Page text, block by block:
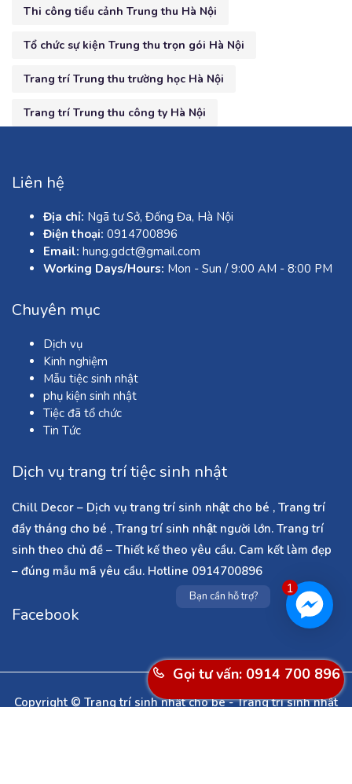
Thi công tiểu cảnh Trung thu Hà Nội
Tổ chức sự kiện Trung thu trọn gói Hà Nội
Trang trí Trung thu trường học Hà Nội
Trang trí Trung thu công ty Hà Nội
Liên hệ
Địa chỉ: Ngã tư Sở, Đống Đa, Hà Nội
Điện thoại: 0914700896
Email: hung.gdct@gmail.com
Working Days/Hours: Mon - Sun / 9:00 AM - 8:00 PM
Chuyên mục
Dịch vụ
Kinh nghiệm
Mẫu tiệc sinh nhật
phụ kiện sinh nhật
Tiệc đã tổ chức
Tin Tức
Dịch vụ trang trí tiệc sinh nhật
Chill Decor – Dịch vụ trang trí sinh nhật cho bé , Trang trí
đầy tháng cho bé , Trang trí sinh nhật người lớn. Trang trí
sinh theo chủ đề – Thiết kế theo yêu cầu. Cam kết làm đẹp
– đúng mẫu mã yêu cầu. Hotline 0914700896
Facebook
Copyright © Trang trí sinh nhật cho bé - Trang trí sinh nhật
Gọi tư vấn: 0914 700 896
1
Bạn cần hỗ trợ?